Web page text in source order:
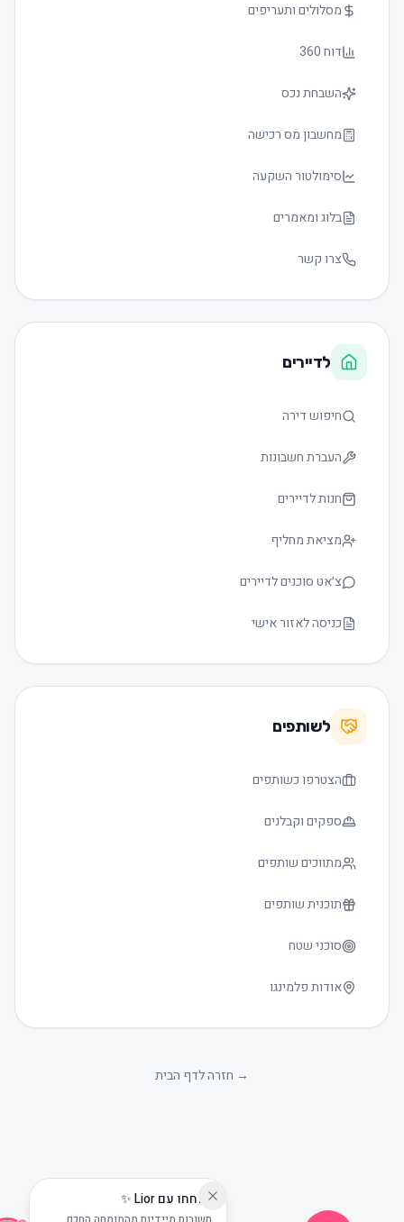
גודל טקסט
שוחחו עם Lior ✨
מסלולים ותעריפים
דוח 360
השבחת נכס
מחשבון מס רכישה
סימולטור השקעה
בלוג ומאמרים
צרו קשר
לדיירים
חיפוש דירה
העברת חשבונות
חנות לדיירים
מציאת מחליף
צ׳אט סוכנים לדיירים
כניסה לאזור אישי
לשותפים
הצטרפו כשותפים
ספקים וקבלנים
מתווכים שותפים
תוכנית שותפים
סוכני שטח
אודות פלמינגו
חזרה לדף הבית